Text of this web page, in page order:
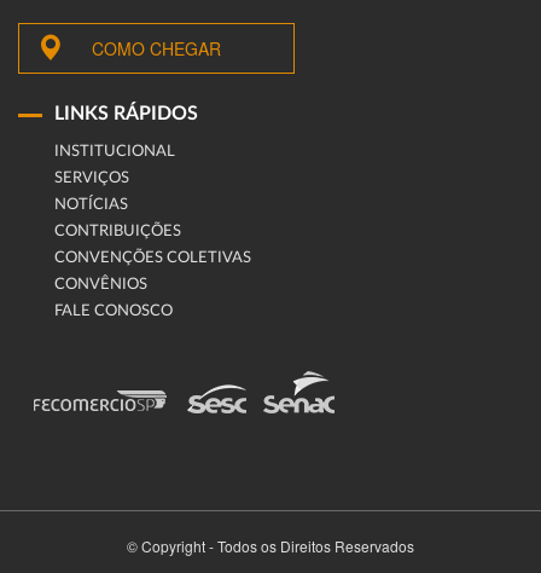
COMO CHEGAR
LINKS RÁPIDOS
INSTITUCIONAL
SERVIÇOS
NOTÍCIAS
CONTRIBUIÇÕES
CONVENÇÕES COLETIVAS
CONVÊNIOS
FALE CONOSCO
© Copyright - Todos os Direitos Reservados